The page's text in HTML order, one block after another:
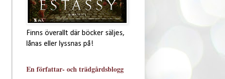
Finns överallt där böcker säljes,
lånas eller lyssnas på!
En författar- och trädgårdsblogg